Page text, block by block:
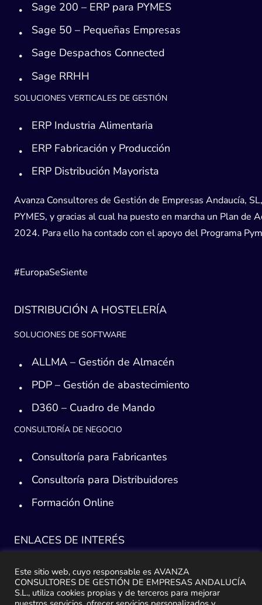
Sage 200 – ERP para PYMES
Sage 50 – Pequeñas Empresas
Sage Despachos Connected
Sage RRHH
SOLUCIONES VERTICALES DE GESTIÓN
ERP Industria Alimentaria
ERP Fabricación y Producción
ERP Distribución Mayorista
Avanza Consultores de Gestión de Empresas Andaucía,
PYMES, y gracias al cual ha puesto en marcha un Plan
2024. Para ello ha contado con el apoyo del Programa
#EuropaSeSiente
DISTRIBUCIÓN A HOSTELERÍA
SOLUCIONES DE SOFTWARE
ALLMA – Gestión de Almacén
PDP – Gestión de abastecimiento
D360 – Cuadro de Mando
CONSULTORÍA DE NEGOCIO
Consultoría para Fabricantes
Consultoría para Distribuidores
Formación Online
ENLACES DE INTERÉS
Consultoría ERP Sage
Implantación ERP
Este sitio web, cuyo responsable es AVANZA
CONSULTORES DE GESTIÓN DE EMPRESAS ANDALUCÍA
S.L., utiliza cookies propias y de terceros para mejorar